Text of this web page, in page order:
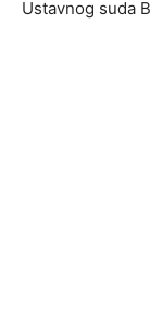
Ustavnog suda